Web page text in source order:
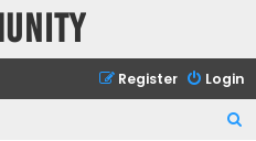
Login
Register